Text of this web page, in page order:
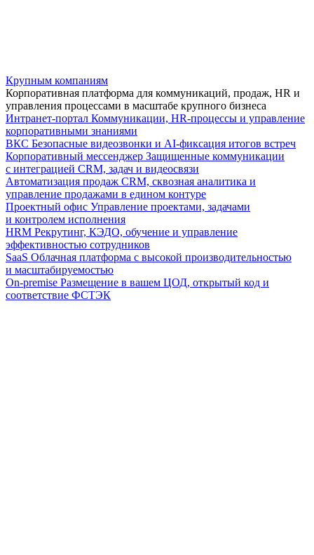
Крупным компаниям
Корпоративная платформа для коммуникаций, продаж, HR и
управления процессами в масштабе крупного бизнеса
Интранет-портал Коммуникации, HR-процессы и управление
корпоративными знаниями
ВКС Безопасные видеозвонки и AI-фиксация итогов встреч
Корпоративный мессенджер Защищенные коммуникации
с интеграцией CRM, задач и видеосвязи
Автоматизация продаж CRM, сквозная аналитика и
управление продажами в едином контуре
Проектный офис Управление проектами, задачами
и контролем исполнения
HRM Рекрутинг, КЭДО, обучение и управление
эффективностью сотрудников
SaaS Облачная платформа с высокой производительностью
и масштабируемостью
On-premise Размещение в вашем ЦОД, открытый код и
соответствие ФСТЭК